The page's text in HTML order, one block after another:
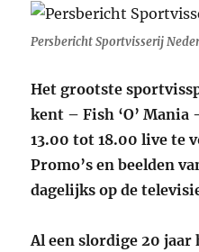
Persbericht Sportvisserij
Het grootste
kent – Fish ‘O’
13.00 tot 18.00 live te
Promo’s en beelden
dagelijks op de
Al een slordige 20 jaar